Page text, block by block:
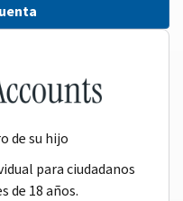
de su hijo
para ciudadanos
de 18 años.